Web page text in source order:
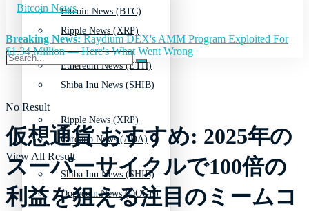
Ripple News (XRP)
Shiba Inu News (SHIB)
Cardano News (ADA)
Dogecoin News (DOGE)
Bitcoin News (BTC)
Ethereum News (ETH)
Ripple News (XRP)
Shiba Inu News (SHIB)
No Result
View All Result
Breaking News:Raydium DEX's AMM Program Exploited For
$1.34 Million — Here's What Went Wrong
仮想通貨 おすすめ: 2025年の
スーパーサイクルで100倍の
利益を狙える注目のミームコ